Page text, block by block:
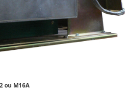
ou M16A